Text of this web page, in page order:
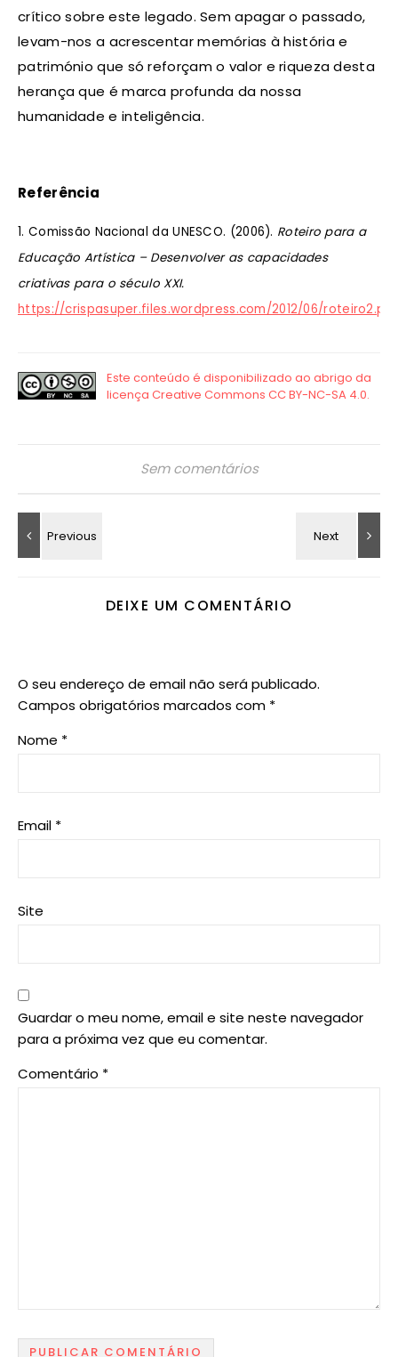
crítico sobre este legado. Sem apagar o passado,
levam-nos a acrescentar memórias à história e
património que só reforçam o valor e riqueza desta
herança que é marca profunda da nossa
humanidade e inteligência.
Referência
1. Comissão Nacional da UNESCO. (2006). Roteiro para a
Educação Artística – Desenvolver as capacidades
criativas para o século XXI.
https://crispasuper.files.wordpress.com/2012/06/roteiro2.pdf
Sem comentários
DEIXE UM COMENTÁRIO
O seu endereço de email não será publicado.
Campos obrigatórios marcados com *
Nome *
Email *
Site
Guardar o meu nome, email e site neste navegador
para a próxima vez que eu comentar.
Comentário *